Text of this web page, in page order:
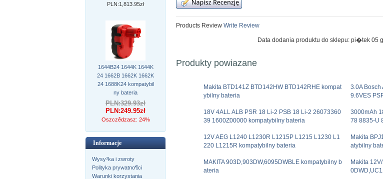
PLN:1,813.95zł
1644B24 1644K 1644K
24 1662B 1662K 1662K
24 1688K24 kompatybil
ny bateria
PLN:329.93zł
PLN:249.95zł
Oszczêdzasz: 24%
Informacje
Wysy³ka i zwroty
Polityka prywatno¶ci
Warunki korzystania
Products Review Write Review
Data dodania produktu do sklepu: pi�tek 05
Produkty powiazane
Makita BTD141Z BTD142HW BTD142RHE kompat
ybilny bateria
3.0A Bosch
9.6VES
18V 4ALL ALB PSR 18 Li-2 PSB 18 Li-2 26073360
39 1600Z00000 kompatybilny bateria
3000mAh
78 8835-U
12V AEG L1240 L1230R L1215P L1215 L1230 L1
220 L1215R kompatybilny bateria
Makita
atybilny
MAKITA 903D,903DW,6095DWBLE kompatybilny b
ateria
Makita